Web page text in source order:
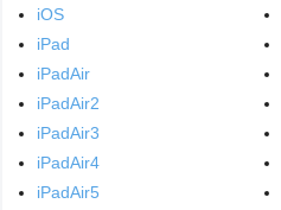
iOS
iPad
iPadAir
iPadAir2
iPadAir3
iPadAir4
iPadAir5